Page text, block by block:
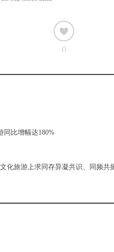
0
同比增幅达180%
化旅游上求同存异凝共识、同频共